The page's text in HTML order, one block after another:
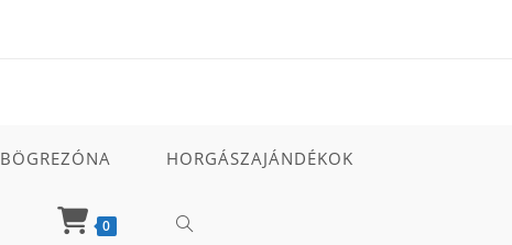
BÖGREZÓNA HORGÁSZAJÁNDÉKOK
0 TOGGLE